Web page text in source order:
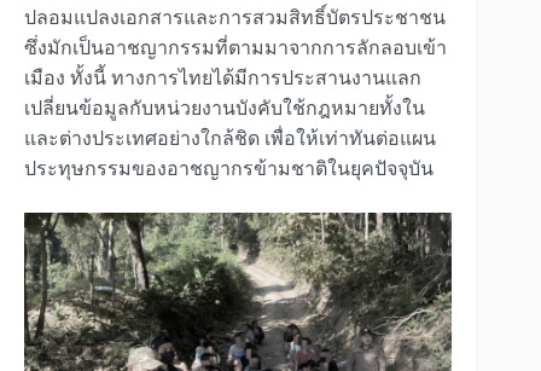
ปลอมแปลงเอกสารและการสวมสิทธิ์บัตรประชาชน
ซึ่งมักเป็นอาชญากรรมที่ตามมาจากการลักลอบเข้า
เมือง ทั้งนี้ ทางการไทยได้มีการประสานงานแลก
เปลี่ยนข้อมูลกับหน่วยงานบังคับใช้กฎหมายทั้งใน
และต่างประเทศอย่างใกล้ชิด เพื่อให้เท่าทันต่อแผน
ประทุษกรรมของอาชญากรข้ามชาติในยุคปัจจุบัน